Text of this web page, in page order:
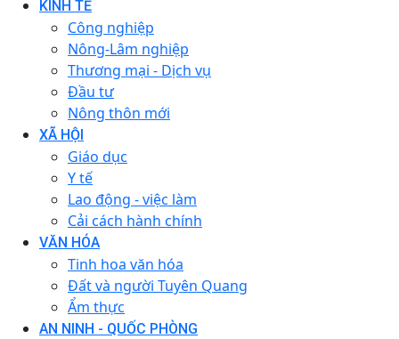
KINH TẾ
Công nghiệp
Nông-Lâm nghiệp
Thương mại - Dịch vụ
Đầu tư
Nông thôn mới
XÃ HỘI
Giáo dục
Y tế
Lao động - việc làm
Cải cách hành chính
VĂN HÓA
Tinh hoa văn hóa
Đất và người Tuyên Quang
Ẩm thực
AN NINH - QUỐC PHÒNG